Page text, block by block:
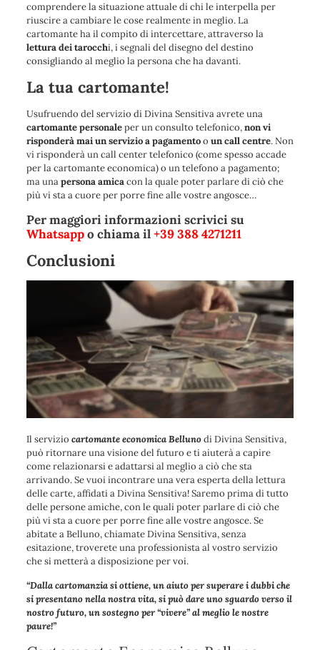
comprendere la situazione attuale di chi le interpella per
riuscire a cambiare le cose realmente in meglio. La
cartomante ha il compito di intercettare, attraverso la
lettura dei tarocchi, i segnali del disegno del destino
consigliando al meglio la persona che ha davanti.
La tua cartomante!
Usufruendo del servizio di Divina Sensitiva avrete una
cartomante personaleper un consulto telefonico,non vi
risponderà mai un servizio a pagamentoo un call centre. Non
vi risponderà un call center telefonico (come spesso accade
per la cartomante economica) o un telefono a pagamento;
ma unapersona amicacon la quale poter parlare di ciò che
più vi sta a cuore per porre fine alle vostre angosce…
Per maggiori informazioni scrivici su
Whatsappo chiama il+39 388 4271211
Conclusioni
Il servizio cartomante economica Bellunodi Divina Sensitiva,
può ritornare una visione del futuro e ti aiuterà a capire
come relazionarsi e adattarsi al meglio a ciò che sta
arrivando. Se vuoi incontrare una vera esperta della lettura
delle carte, affidati a Divina Sensitiva! Saremo prima di tutto
delle persone amiche, con le quali poter parlare di ciò che
più vi sta a cuore per porre fine alle vostre angosce. Se
abitate a Belluno, chiamate Divina Sensitiva, senza
esitazione, troverete una professionista al vostro servizio
che si metterà a disposizione per voi.
“Dalla cartomanzia si ottiene, un aiuto per superare i dubbi che
si presentano nella nostra vita, si può dare uno sguardo verso il
nostro futuro, un sostegno per “vivere” al meglio le nostre
paure!”